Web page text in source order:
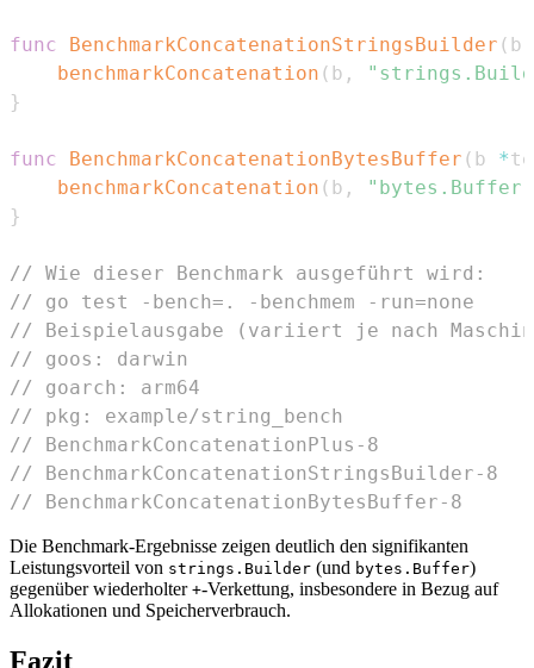
func BenchmarkConcatenationStringsBuilder ( b
benchmarkConcatenation ( b ,
}
func BenchmarkConcatenationBytesBuffer ( b *
benchmarkConcatenation ( b ,
"bytes.Buffer"
}
// Wie dieser Benchmark ausgeführt wird:
// go test -bench=. -benchmem -run=none
// Beispielausgabe (variiert je nach
// goos: darwin
// goarch: arm64
// pkg: example/string_bench
// BenchmarkConcatenationPlus-8
//
//
Die Benchmark-Ergebnisse zeigen deutlich den signifikanten
Leistungsvorteil von strings.Builder (und bytes.Buffer)
gegenüber wiederholter +-Verkettung, insbesondere in Bezug auf
Allokationen und Speicherverbrauch.
Fazit